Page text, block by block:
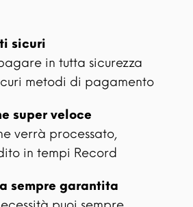
sicuri
in tutta sicurezza
metodi di pagamento
super veloce
verrà processato,
in tempi Record
sempre garantita